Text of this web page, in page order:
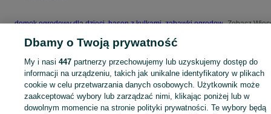
domek ogrodowy dla dzieci,basen z kulkami,zabawki ogrodowe,zabawki
Zobacz
Mapa miejscowości
Mapa ministron
Popularne wyszukiwania
Dbamy o Twoją prywatność
My i nasi447 partnerzy przechowujemy lub uzyskujemy dostęp do
informacji na urządzeniu, takich jak unikalne identyfikatory w plikach
cookie w celu przetwarzania danych osobowych. Użytkownik może
zaakceptować wybory lub zarządzać nimi, klikając poniżej lub w
dowolnym momencie na stronie polityki prywatności. Te wybory będą